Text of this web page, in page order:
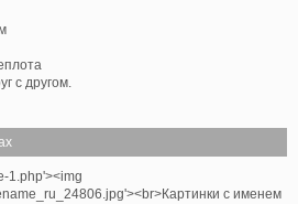
с другом.
1.php'><img
с именем